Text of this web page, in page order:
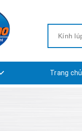
Trang chủ